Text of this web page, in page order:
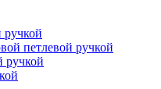
петлевой ручкой
ручкой